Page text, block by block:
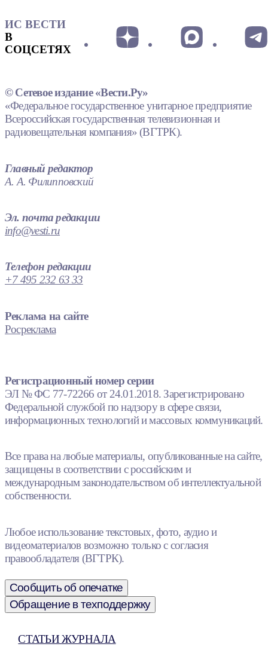
ИС ВЕСТИ
В
СОЦСЕТЯХ
© Сетевое издание «Вести.Ру»
«Федеральное государственное унитарное предприятие
Всероссийская государственная телевизионная и
радиовещательная компания» (ВГТРК).
Главный редактор
А. А. Филипповский
Эл. почта редакции
info@vesti.ru
Телефон редакции
+7 495 232 63 33
Реклама на сайте
Росреклама
Регистрационный номер серии
ЭЛ № ФС 77-72266 от 24.01.2018. Зарегистрировано
Федеральной службой по надзору в сфере связи,
информационных технологий и массовых коммуникаций.
Все права на любые материалы, опубликованные на сайте,
защищены в соответствии с российским и
международным законодательством об интеллектуальной
собственности.
Любое использование текстовых, фото, аудио и
видеоматериалов возможно только с согласия
правообладателя (ВГТРК).
Сообщить об опечатке
Обращение в техподдержку
СТАТЬИ ЖУРНАЛА